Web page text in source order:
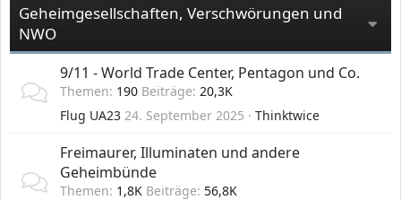
Geheimgesellschaften, Verschwörungen und
NWO
9/11 - World Trade Center, Pentagon und Co.
Themen 190 Beiträge 20,3K
Flug UA23 24. September 2025 Thinktwice
Freimaurer, Illuminaten und andere
Geheimbünde
Themen 1,8K Beiträge 56,8K